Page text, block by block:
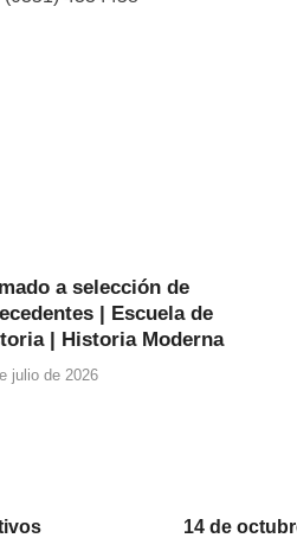
a selección de
| Escuela de
| Historia Moderna
julio de 2026
14 de